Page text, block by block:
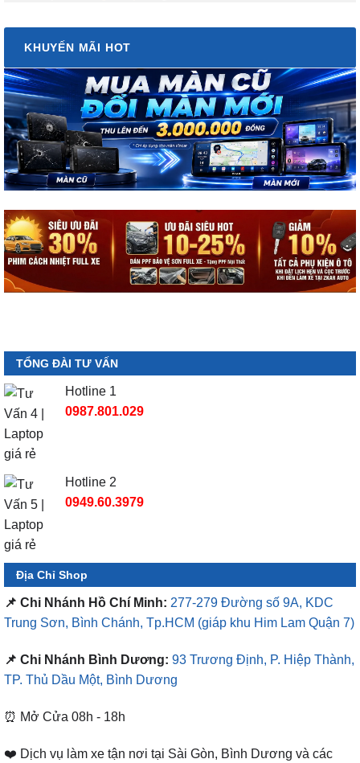
KHUYẾN MÃI HOT
TỔNG ĐÀI TƯ VẤN
Hotline 1
0987.801.029
Hotline 2
0949.60.3979
Địa Chỉ Shop
📌 Chi Nhánh Hồ Chí Minh: 277-279 Đường số 9A, KDC
Trung Sơn, Bình Chánh, Tp.HCM (giáp khu Him Lam Quận 7)
📌 Chi Nhánh Bình Dương: 93 Trương Định, P. Hiệp Thành,
TP. Thủ Dầu Một, Bình Dương
⏰ Mở Cửa 08h - 18h
❤️ Dịch vụ làm xe tận nơi tại Sài Gòn, Bình Dương và các